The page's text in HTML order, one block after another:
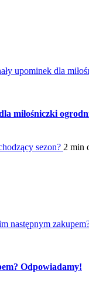
upominek dla
miłośniczki
sezon? 2 min
następnym
Odpowiadamy!